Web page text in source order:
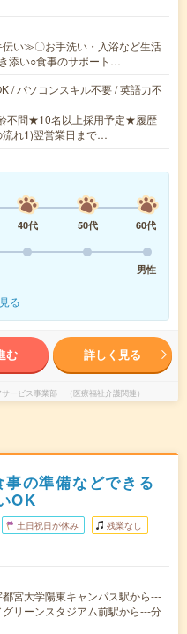
い≫〇お手洗い・入浴など生活
添い○食事のサポート…
/ パソコンスキル不要 / 英語力不
不問★10名以上採用予定★履歴
れ1)翌営業日まで…
40代 50代
60代
男性
る
む 詳しく見る
ービス事業部 （医療福祉介護関連）
事の準備などできる
OK
土日祝日が休み 残業なし
宮大学陽東キャンパス駅から---
リーンスタジアム前駅から---分